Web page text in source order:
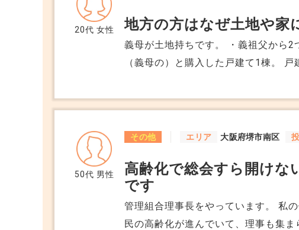
20代 女性 地方の方はなぜ土地や家
義母が土地持ちです。 ・義祖父から
（義母の）と購入した戸建て1棟。 戸建てに関しては、支払いは元旦那（義
母の）がしていたのに 「払えないか
「売るな、私が払う」と言い、今残債は義母
地は持っておいた方がいいんだぞ」とよく主人
す。 なぜ地方に行けば行くほど、こ
しょうか。 少なくとも主人の地元（
いです。 何か地方だと土地を持って
か？
50代 男性
その他 エリア 大阪府堺市南区
高齢化で総会すら開けな
です
管理組合理事長をやっています。 私
民の高齢化が進んでいて、理事も集ま